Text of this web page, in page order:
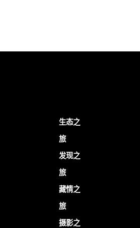
生态之
旅
发现之
旅
藏情之
旅
摄影之